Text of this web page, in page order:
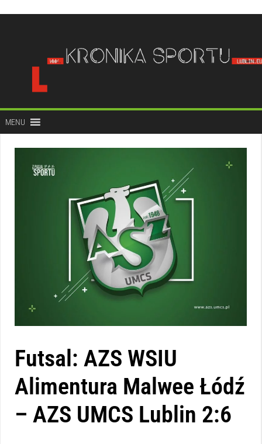
treści
MENU
Futsal: AZS WSIU
Alimentura Malwee Łódź
– AZS UMCS Lublin 2:6